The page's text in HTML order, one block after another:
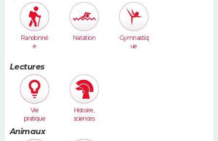
Randonné
e
Natation
Gymnastiq
ue
Lectures
Vie
pratique
Histoire,
sciences
Animaux